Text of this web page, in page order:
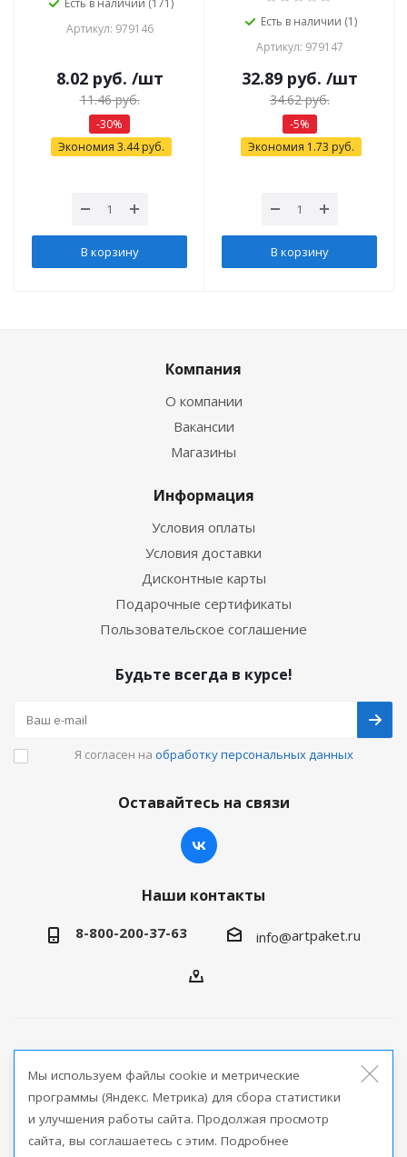
Есть в наличии (171)
Артикул: 979146
8.02руб. /шт
11.46руб.
-30%
Экономия 3.44руб.
В корзину
Есть в наличии (1)
Артикул: 979147
32.89руб. /шт
34.62руб.
-5%
Экономия 1.73 руб.
В корзину
Компания
О компании
Вакансии
Магазины
Информация
Условия оплаты
Условия доставки
Дисконтные карты
Подарочные сертификаты
Пользовательское соглашение
Будьте всегда в курсе!
Я согласен на обработку персональных данных
Оставайтесь на связи
Наши контакты
8-800-200-37-63 info@artpaket.ru
продукции
Версия для печати
Мы используем файлы cookie и метрические
программы (Яндекс. Метрика) для сбора статистики
и улучшения работы сайта. Продолжая просмотр
сайта, вы соглашаетесь с этим. Подробнее